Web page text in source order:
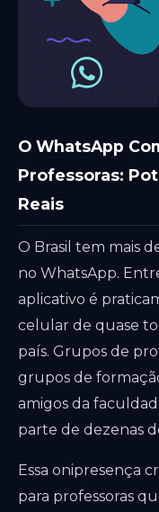
O WhatsApp
Professoras:
Reais
O Brasil tem mais
no WhatsApp.
aplicativo é
celular de quase
país. Grupos de
grupos de
amigos da
parte de dezenas
Essa onipresença
para professoras